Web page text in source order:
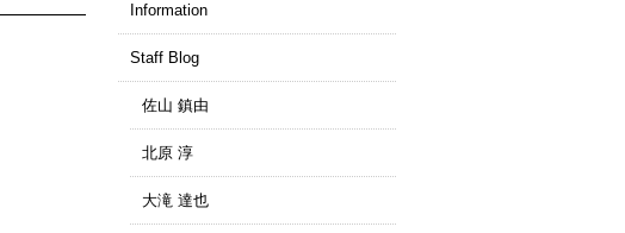
Information
Staff Blog
佐山 鎮由
北原 淳
大滝 達也